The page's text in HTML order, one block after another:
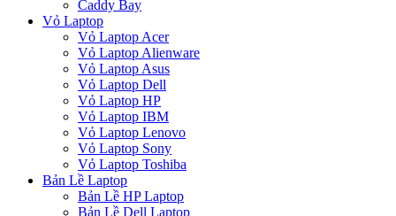
Caddy Bay
Vỏ Laptop
Vỏ Laptop Acer
Vỏ Laptop Alienware
Vỏ Laptop Asus
Vỏ Laptop Dell
Vỏ Laptop HP
Vỏ Laptop IBM
Vỏ Laptop Lenovo
Vỏ Laptop Sony
Vỏ Laptop Toshiba
Bản Lề Laptop
Bản Lề HP Laptop
Bản Lề Dell Laptop